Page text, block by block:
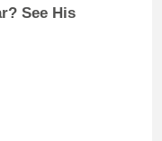
See His